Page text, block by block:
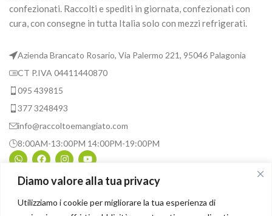
Diamo valore alla tua privacy
Utilizziamo i cookie per migliorare la tua esperienza di
confezionati. Raccolti e spediti in giornata, confezionati con
cura, con consegne in tutta Italia solo con mezzi refrigerati.
Azienda Brancato Rosario, Via Palermo 221, 95046 Palagonia
CT P.IVA 04411440870
095 439815
377 3248493
info@raccoltoemangiato.com
8:00AM-13:00PM 14:00PM-19:00PM